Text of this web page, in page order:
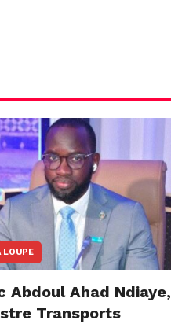
LOUPE
Abdoul Ahad Ndiaye,
Transports